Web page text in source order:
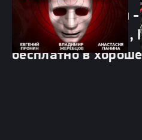
про следователей
сериалы, фильмы,
бесплатно в